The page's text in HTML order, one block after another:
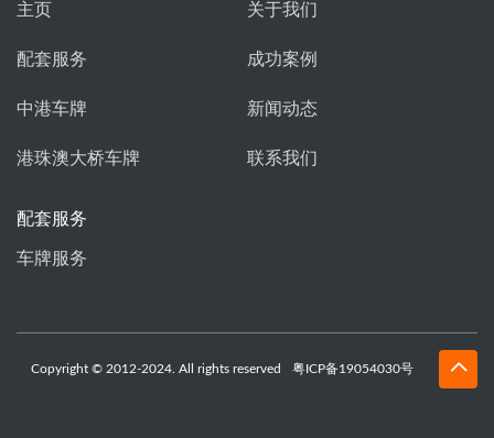
主页 关于我们
配套服务 成功案例
中港车牌 新闻动态
港珠澳大桥车牌 联系我们
配套服务
车牌服务
Copyright © 2012-2024. All rights reserved 粤ICP备19054030号